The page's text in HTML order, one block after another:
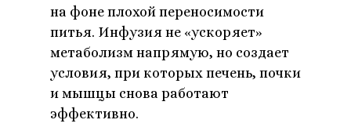
на фоне плохой переносимости
питья. Инфузия не «ускоряет»
метаболизм напрямую, но создает
условия, при которых печень, почки
и мышцы снова работают
эффективно.